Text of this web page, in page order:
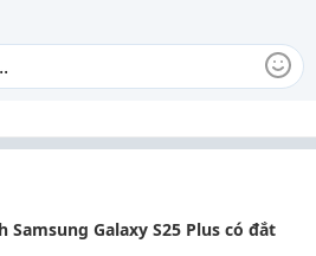
Samsung Galaxy S25 Plus có đắt